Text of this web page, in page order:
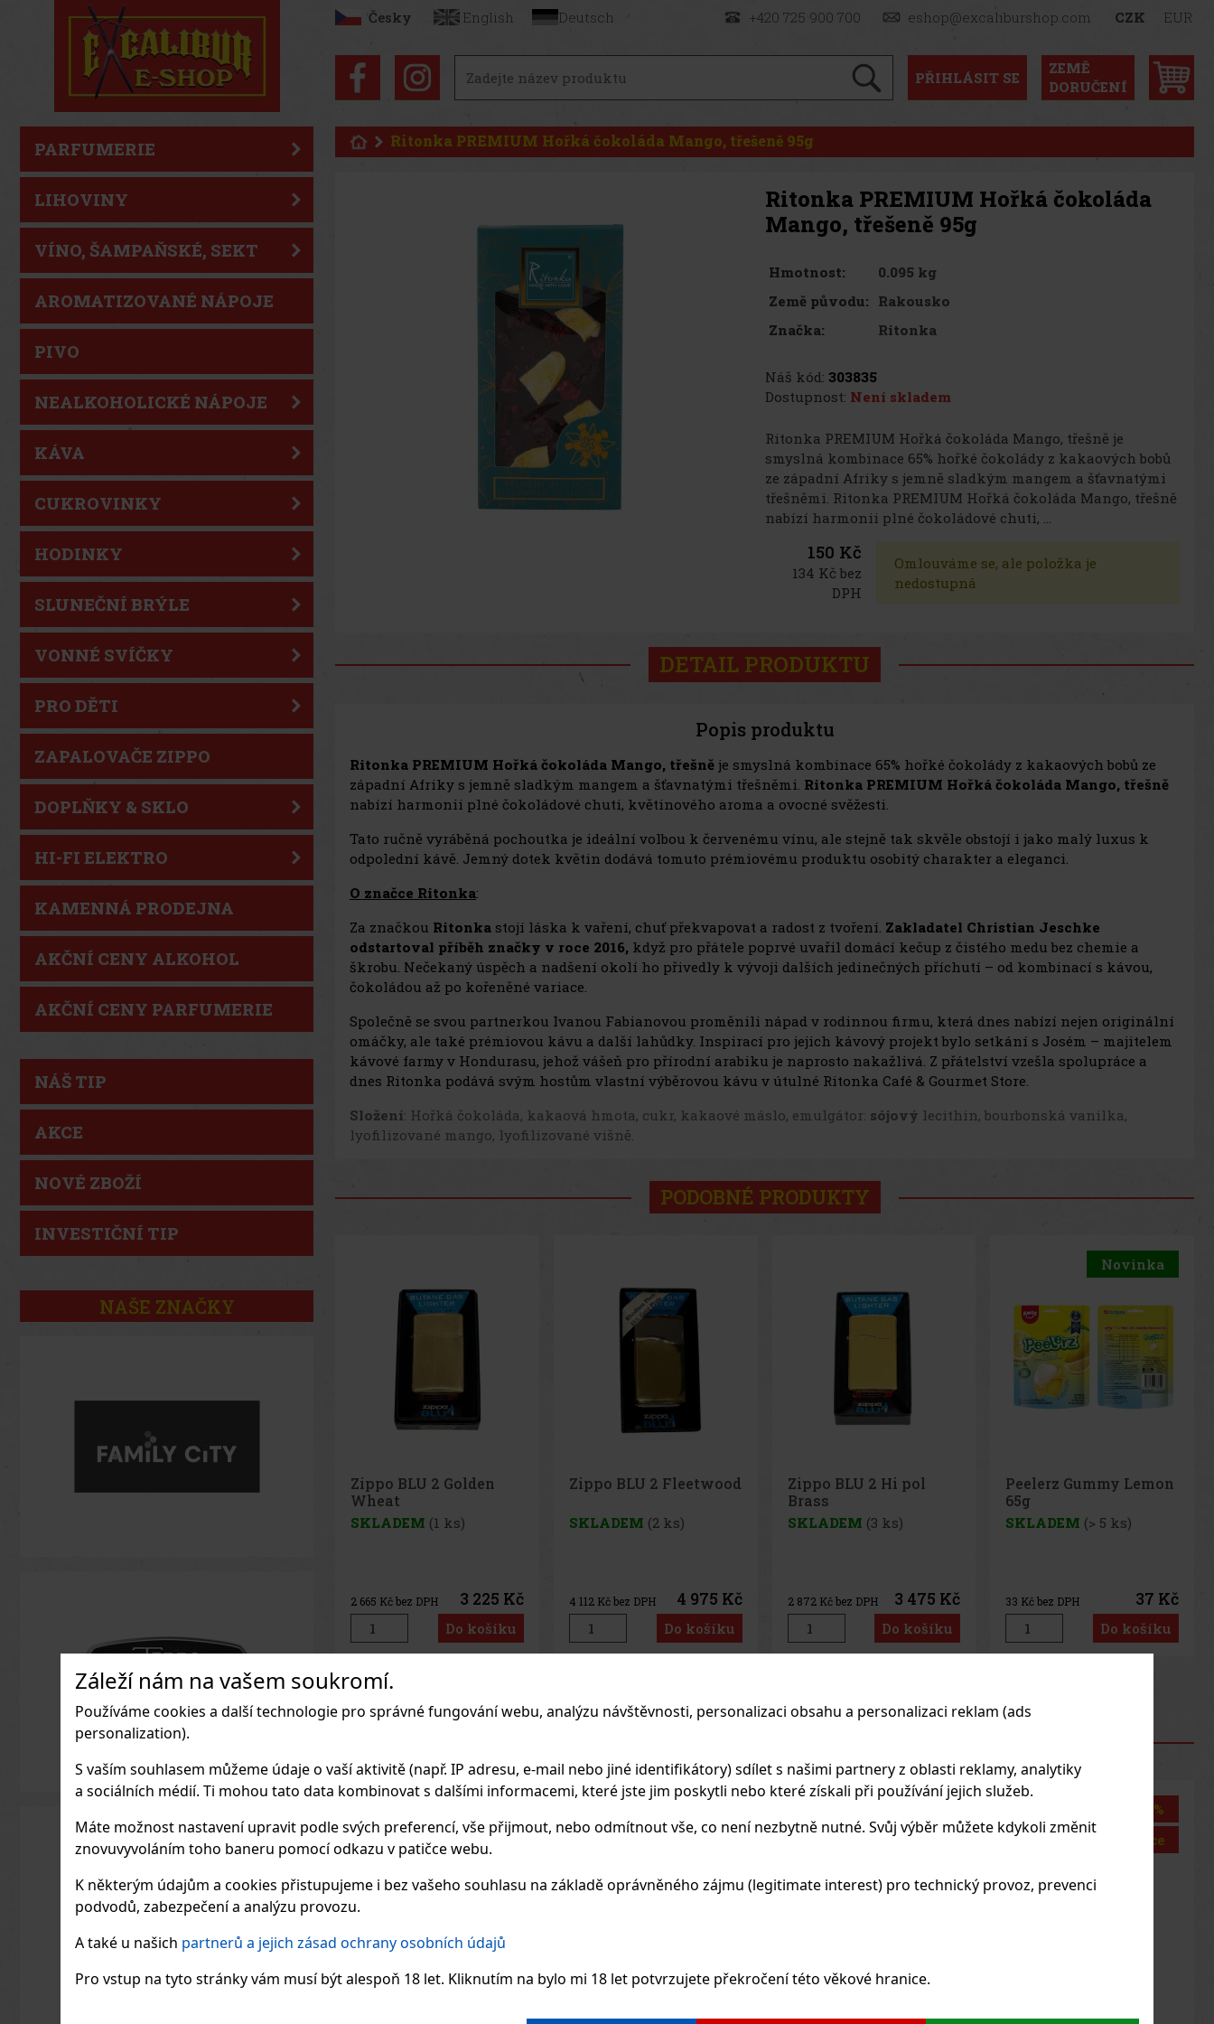
Záleží nám na vašem soukromí.
Používáme cookies a další technologie pro správné fungování webu, analýzu návštěvnosti, personalizaci obsahu a personalizaci reklam (ads
personalization).
S vaším souhlasem můžeme údaje o vaší aktivitě (např. IP adresu, e-mail nebo jiné identifikátory) sdílet s našimi partnery z oblasti reklamy, analytiky
a sociálních médií. Ti mohou tato data kombinovat s dalšími informacemi, které jste jim poskytli nebo které získali při používání jejich služeb.
Máte možnost nastavení upravit podle svých preferencí, vše přijmout, nebo odmítnout vše, co není nezbytně nutné. Svůj výběr můžete kdykoli změnit
znovuvyvoláním toho baneru pomocí odkazu v patičce webu.
K některým údajům a cookies přistupujeme i bez vašeho souhlasu na základě oprávněného zájmu (legitimate interest) pro technický provoz, prevenci
podvodů, zabezpečení a analýzu provozu.
A také u našich partnerů a jejich zásad ochrany osobních údajů
Pro vstup na tyto stránky vám musí být alespoň 18 let. Kliknutím na bylo mi 18 let potvrzujete překročení této věkové hranice.
Česky English Deutsch +420 725 900 700 eshop@excaliburshop.com CZK EUR
PŘIHLÁSIT SE
ZEMĚ
DORUČENÍ
PARFUMERIE
LIHOVINY
VÍNO, ŠAMPAŇSKÉ, SEKT
AROMATIZOVANÉ NÁPOJE
PIVO
NEALKOHOLICKÉ NÁPOJE
KÁVA
CUKROVINKY
HODINKY
SLUNEČNÍ BRÝLE
VONNÉ SVÍČKY
PRO DĚTI
ZAPALOVAČE ZIPPO
DOPLŇKY & SKLO
HI-FI ELEKTRO
KAMENNÁ PRODEJNA
AKČNÍ CENY ALKOHOL
AKČNÍ CENY PARFUMERIE
NÁŠ TIP
AKCE
NOVÉ ZBOŽÍ
INVESTIČNÍ TIP
NAŠE ZNAČKY
Ritonka PREMIUM Hořká čokoláda Mango, třešeně 95g
Ritonka PREMIUM Hořká čokoláda
Mango, třešeně 95g
Hmotnost:
0.095 kg
Země původu: Rakousko
Značka:
Ritonka
Náš kód: 303835
Dostupnost: Není skladem
Ritonka PREMIUM Hořká čokoláda Mango, třešně je
smyslná kombinace 65% hořké čokolády z kakaových bobů
ze západní Afriky s jemně sladkým mangem a šťavnatými
třešněmi. Ritonka PREMIUM Hořká čokoláda Mango, třešně
nabízí harmonii plné čokoládové chuti, ...
150 Kč
134 Kč bez
DPH
Omlouváme se, ale položka je
nedostupná
DETAIL PRODUKTU
Popis produktu
Ritonka PREMIUM Hořká čokoláda Mango, třešně je smyslná kombinace 65% hořké čokolády z kakaových bobů ze
západní Afriky s jemně sladkým mangem a šťavnatými třešněmi. Ritonka PREMIUM Hořká čokoláda Mango, třešně
nabízí harmonii plné čokoládové chuti, květinového aroma a ovocné svěžesti.
Tato ručně vyráběná pochoutka je ideální volbou k červenému vínu, ale stejně tak skvěle obstojí i jako malý luxus k
odpolední kávě. Jemný dotek květin dodává tomuto prémiovému produktu osobitý charakter a eleganci.
O značce Ritonka:
Za značkou Ritonka stojí láska k vaření, chuť překvapovat a radost z tvoření. Zakladatel Christian Jeschke
odstartoval příběh značky v roce 2016, když pro přátele poprvé uvařil domácí kečup z čistého medu bez chemie a
škrobu. Nečekaný úspěch a nadšení okolí ho přivedly k vývoji dalších jedinečných příchutí – od kombinací s kávou,
čokoládou až po kořeněné variace.
Společně se svou partnerkou Ivanou Fabianovou proměnili nápad v rodinnou firmu, která dnes nabízí nejen originální
omáčky, ale také prémiovou kávu a další lahůdky. Inspirací pro jejich kávový projekt bylo setkání s Josém – majitelem
kávové farmy v Hondurasu, jehož vášeň pro přírodní arabiku je naprosto nakažlivá. Z přátelství vzešla spolupráce a
dnes Ritonka podává svým hostům vlastní výběrovou kávu v útulné Ritonka Café & Gourmet Store.
Složení: Hořká čokoláda, kakaová hmota, cukr, kakaové máslo, emulgátor: sójový lecithin, bourbonská vanilka,
lyofilizované mango, lyofilizované višně.
PODOBNÉ PRODUKTY
Zippo BLU 2 Fleetwood
SKLADEM (2 ks)
4 112 Kč bez DPH 4 975 Kč
Do košíku
Zippo BLU 2 Hi pol
SKLADEM (3 ks)
2 872Kč bez DPH 3 475 Kč
Do košíku
Peelerz Gummy Lemon
65g
SKLADEM (> 5 ks)
33Kč bez DPH 37 Kč
Do košíku
Novinka
Peelerz Gummy White
Peach 65g
SKLADEM (> 5 ks)
33 Kč bez DPH 37 Kč
Do košíku
Akce
Akce
Akce
Sleva: 43%
Akce